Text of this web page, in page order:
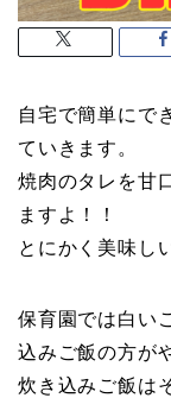
自宅で簡単にで
ていきます。
焼肉のタレを甘
ますよ！！
とにかく美味し
保育園では白い
込みご飯の方が
炊き込みご飯は